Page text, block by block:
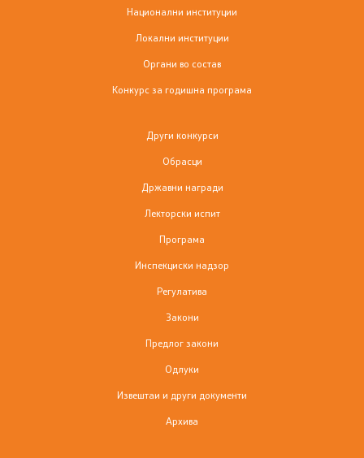
Завршени конкурси
Лекторски испит
Листа на информации од јавен карактер
Инспекциски надзор
Национални институции
Локални институции
Органи во состав
Конкурс за годишна програма
Други конкурси
Обрасци
Државни награди
Лекторски испит
Програма
Инспекциски надзор
Регулатива
Закони
Предлог закони
Одлуки
Извештаи и други документи
Архива